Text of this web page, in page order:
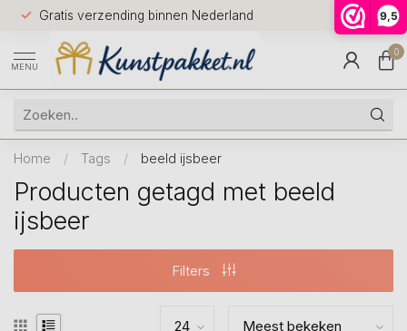
9,5
Gratis verzending binnen Nederland
Voor
huis
9.5
MENU
0
Home / Tags / beeld ijsbeer
Producten getagd met beeld
ijsbeer
Filters